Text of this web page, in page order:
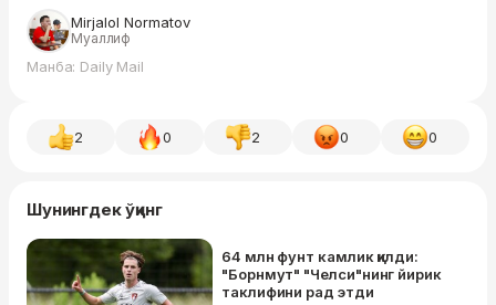
Mirjalol Normatov
Муаллиф
Манба: Daily Mail
2 0 2 0 0
Шунингдек ўқинг
64 млн фунт камлик қилди:
"Борнмут" "Челси"нинг йирик
таклифини рад этди